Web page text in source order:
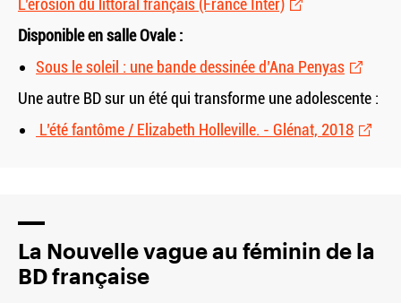
L’érosion du littoral français (France Inter)
Disponible en salle Ovale :
Sous le soleil : une bande dessinée d’Ana Penyas
Une autre BD sur un été qui transforme une adolescente :
L’été fantôme / Elizabeth Holleville. - Glénat, 2018
La Nouvelle vague au féminin de la
BD française